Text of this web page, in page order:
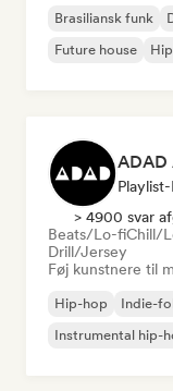
Brasiliansk funk
Future house
ADAD
> 4900 svar
Beats/Lo-fiChill/
Drill/Jersey
Føj kunstnere til
Hip-hop Indie-
Instrumental hip-